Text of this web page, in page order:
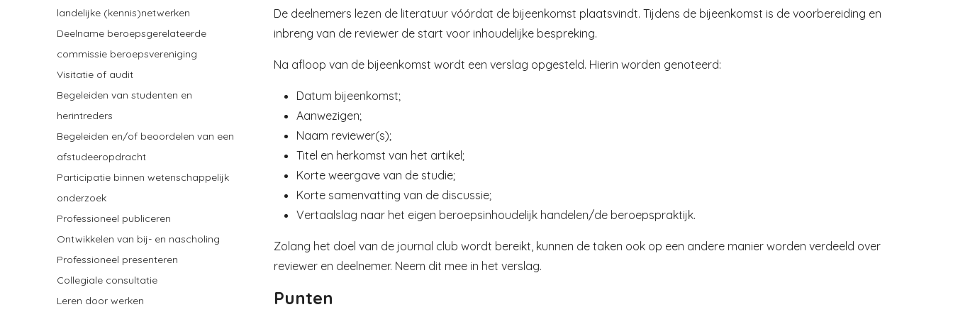
landelijke (kennis)netwerken
Deelname beroepsgerelateerde
commissie beroepsvereniging
Visitatie of audit
Begeleiden van studenten en
herintreders
Begeleiden en/of beoordelen van een
afstudeeropdracht
Participatie binnen wetenschappelijk
onderzoek
Professioneel publiceren
Ontwikkelen van bij- en nascholing
Professioneel presenteren
Collegiale consultatie
Leren door werken
De deelnemers lezen de literatuur vóórdat de bijeenkomst plaatsvindt. Tijdens de bijeenkomst is de voorbereiding en
inbreng van de reviewer de start voor inhoudelijke bespreking.
Na afloop van de bijeenkomst wordt een verslag opgesteld. Hierin worden genoteerd:
Datum bijeenkomst;
Aanwezigen;
Naam reviewer(s);
Titel en herkomst van het artikel;
Korte weergave van de studie;
Korte samenvatting van de discussie;
Vertaalslag naar het eigen beroepsinhoudelijk handelen/de beroepspraktijk.
Zolang het doel van de journal club wordt bereikt, kunnen de taken ook op een andere manier worden verdeeld over
reviewer en deelnemer. Neem dit mee in het verslag.
Punten